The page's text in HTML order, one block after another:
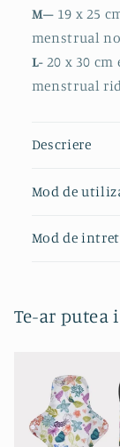
M– 19 x 25
menstrual
L- 20 x 30
menstrual
Descriere
Mod de
Mod de
Te-ar putea